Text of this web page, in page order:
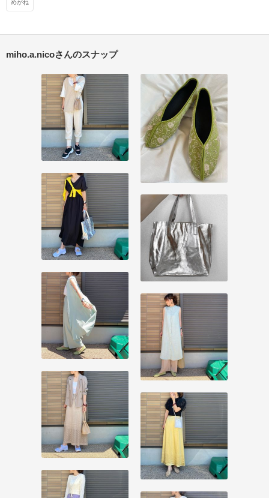
めがね
miho.a.nicoさんのスナップ